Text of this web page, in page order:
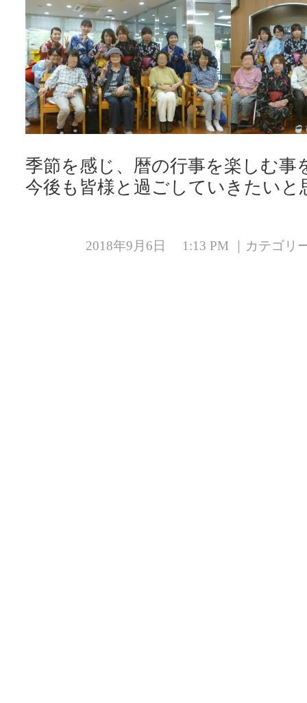
季節を感じ、暦の行事を楽しむ
今後も皆様と過ごしていきたいと
2018年9月6日 1:13 PM ｜カテゴリ